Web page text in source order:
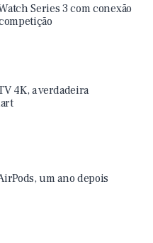
Series 3 com conexão
4K, a verdadeira
um ano depois